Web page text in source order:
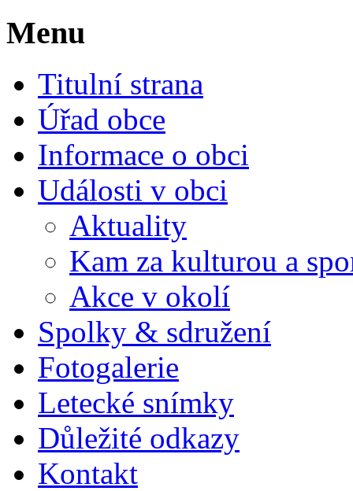
Menu
Titulní strana
Úřad obce
Informace o obci
Události v obci
Aktuality
Kam za kulturou a
Akce v okolí
Spolky & sdružení
Fotogalerie
Letecké snímky
Důležité odkazy
Kontakt